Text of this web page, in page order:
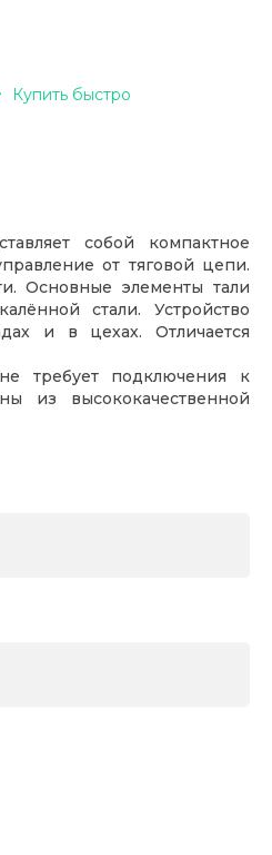
Купить быстро
собой компактное
от тяговой цепи.
Основные элементы тали
стали. Устройство
и в цехах. Отличается
требует подключения к
из высококачественной